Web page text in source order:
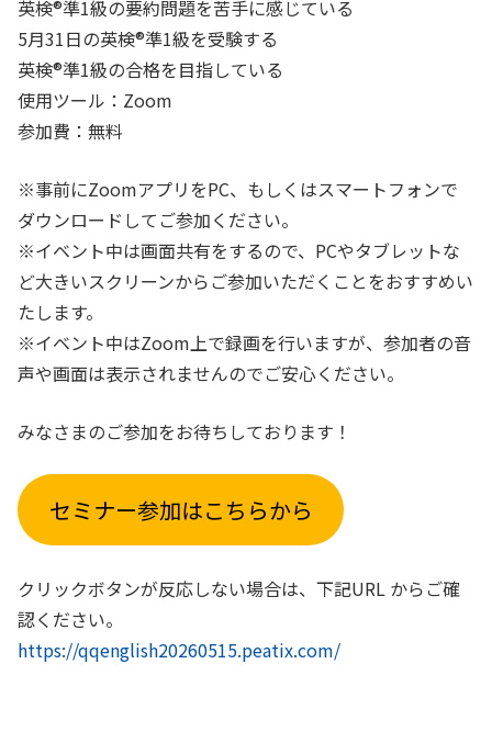
英検®準1級の要約問題を苦手に感じている
5月31日の英検®準1級を受験する
英検®準1級の合格を目指している
使用ツール：Zoom
参加費：無料
※事前にZoomアプリをPC、もしくはスマートフォンで
ダウンロードしてご参加ください。
※イベント中は画面共有をするので、PCやタブレットな
ど大きいスクリーンからご参加いただくことをおすすめい
たします。
※イベント中はZoom上で録画を行いますが、参加者の音
声や画面は表示されませんのでご安心ください。
みなさまのご参加をお待ちしております！
セミナー参加はこちらから
クリックボタンが反応しない場合は、下記URL からご確
認ください。
https://qqenglish20260515.peatix.com/